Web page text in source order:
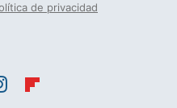
de privacidad